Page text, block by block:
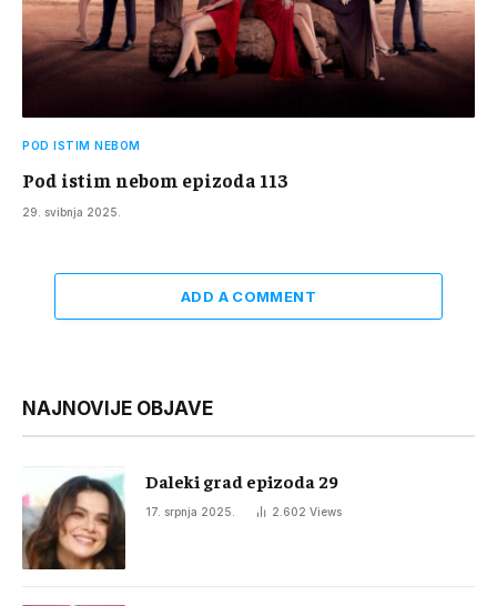
POD ISTIM NEBOM
Pod istim nebom epizoda 113
29. svibnja 2025.
ADD A COMMENT
NAJNOVIJE OBJAVE
Daleki grad epizoda 29
17. srpnja 2025. 2.602 Views